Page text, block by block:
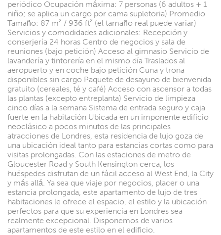
periódico Ocupación máxima: 7 personas (6 adultos + 1
niño; se aplica un cargo por cama supletoria) Promedio
Tamaño: 87 m² / 936 ft² (el tamaño real puede variar)
Servicios y comodidades adicionales: Recepción y
conserjería 24 horas Centro de negocios y sala de
reuniones (bajo petición) Acceso al gimnasio Servicio de
lavandería y tintorería en el mismo día Traslados al
aeropuerto y en coche bajo petición Cuna y trona
disponibles sin cargo Paquete de desayuno de bienvenida
gratuito (cereales, té y café) Acceso con ascensor a todas
las plantas (excepto entreplanta) Servicio de limpieza
cinco días a la semana Sistema de entrada seguro y caja
fuerte en la habitación Ubicada en un imponente edificio
neoclásico a pocos minutos de las principales
atracciones de Londres, esta residencia de lujo goza de
una ubicación ideal tanto para estancias cortas como para
visitas prolongadas. Con las estaciones de metro de
Gloucester Road y South Kensington cerca, los
huéspedes disfrutan de un fácil acceso al West End, la City
y más allá. Ya sea que viaje por negocios, placer o una
estancia prolongada, este apartamento de lujo de tres
habitaciones le ofrece el espacio, el estilo y la ubicación
perfectos para que su experiencia en Londres sea
realmente excepcional. Disponemos de varios
apartamentos de este estilo en el edificio.